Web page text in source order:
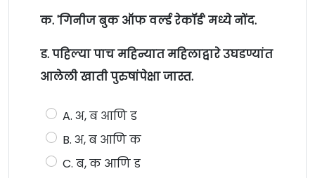
क. 'गिनीज बुक ऑफ वर्ल्ड रेकॉर्ड' मध्ये नोंद.
ड. पहिल्या पाच महिन्यात महिलाद्वारे उघडण्यांत
आलेली खाती पुरुषांपेक्षा जास्त.
A. अ, ब आणि ड
B. अ, ब आणि क
C. ब, क आणि ड